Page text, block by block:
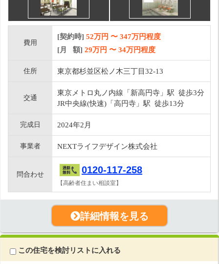
費用
[契約時] 52万円 〜 347万円程度
[月 額] 29万円 〜 34万円程度
住所 東京都杉並区松ノ木三丁目32-13
交通
東京メトロ丸ノ内線「新高円寺」駅 徒歩3分
JR中央線(快速)「高円寺」駅 徒歩13分
完成日 2024年2月
事業者 NEXTライフデザイン株式会社
問合わせ 0120-117-258
【高齢者住まい相談室】
詳細情報を見る
この住宅を検討リストに入れる